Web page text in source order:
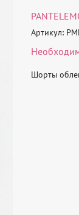
Артикул:
Шорты